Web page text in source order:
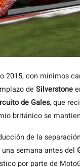
2015, con mínimos
de Silverstone
de Gales, que
británico se
de la
semana antes del
por parte de